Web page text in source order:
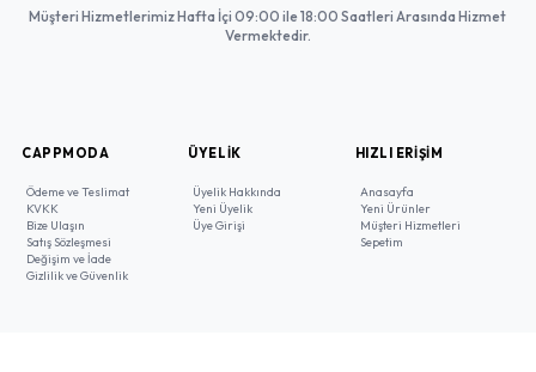
Müşteri Hizmetlerimiz Hafta İçi 09:00 ile 18:00 Saatleri Arasında Hizmet
Vermektedir.
CAPPMODA
Ödeme ve Teslimat
KVKK
Bize Ulaşın
Satış Sözleşmesi
Değişim ve İade
Gizlilik ve Güvenlik
ÜYELIK
Üyelik Hakkında
Yeni Üyelik
Üye Girişi
HIZLI ERIŞIM
Anasayfa
Yeni Ürünler
Müşteri Hizmetleri
Sepetim